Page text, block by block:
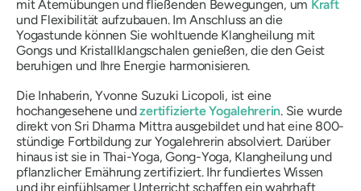
mit Atemübungen und fließenden Bewegungen, um Kraft
und Flexibilität aufzubauen. Im Anschluss an die
Yogastunde können Sie wohltuende Klangheilung mit
Gongs und Kristallklangschalen genießen, die den Geist
beruhigen und Ihre Energie harmonisieren.
Die Inhaberin, Yvonne Suzuki Licopoli, ist eine
hochangesehene undzertifizierte Yogalehrerin. Sie wurde
direkt von Sri Dharma Mittra ausgebildet und hat eine 800-
stündige Fortbildung zur Yogalehrerin absolviert. Darüber
hinaus ist sie in Thai-Yoga, Gong-Yoga, Klangheilung und
pflanzlicher Ernährung zertifiziert. Ihr fundiertes Wissen
und ihr einfühlsamer Unterricht schaffen ein wahrhaft